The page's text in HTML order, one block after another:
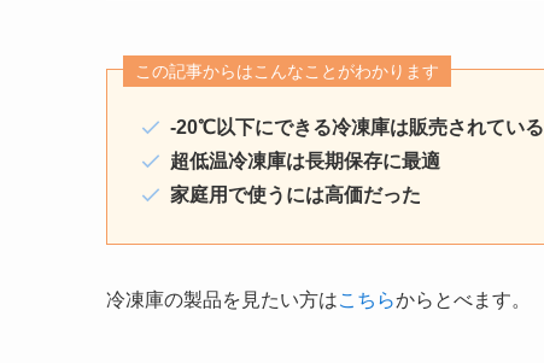
この記事からはこんなことがわかります
-20℃以下にできる冷凍庫は販売されている
超低温冷凍庫は長期保存に最適
家庭用で使うには高価だった
冷凍庫の製品を見たい方はこちらからとべます。